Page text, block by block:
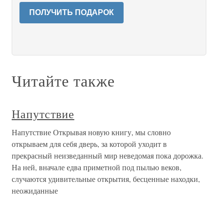
ПОЛУЧИТЬ ПОДАРОК
Читайте также
Напутствие
Напутствие Открывая новую книгу, мы словно
открываем для себя дверь, за которой уходит в
прекрасный неизведанный мир неведомая пока дорожка.
На ней, вначале едва приметной под пылью веков,
случаются удивительные открытия, бесценные находки,
неожиданные